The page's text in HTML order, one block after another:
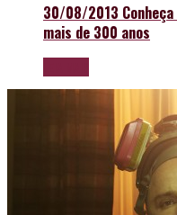
30/08/2013
mais de 300 anos